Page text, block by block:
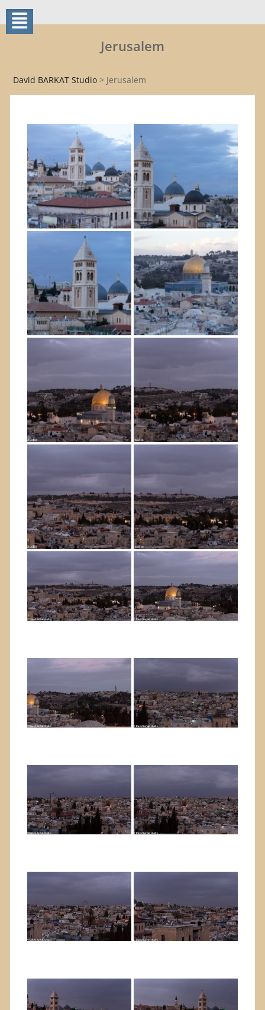
Jerusalem
David BARKAT Studio> Jerusalem